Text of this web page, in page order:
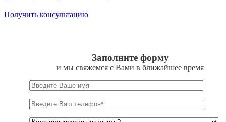
Получить консультацию
Заполните форму
и мы свяжемся с Вами в ближайшее время